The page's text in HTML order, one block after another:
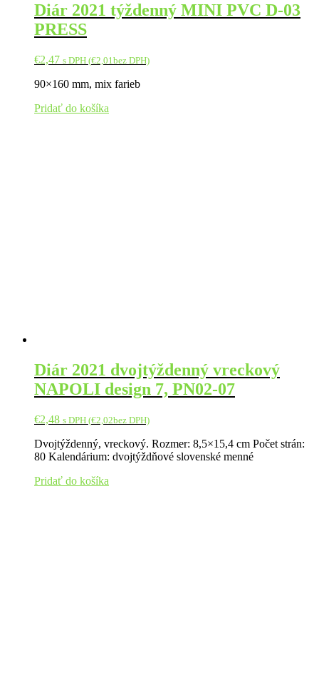
Diár 2021 týždenný MINI PVC D-03
PRESS
€2,47 s DPH (€2,01bez DPH)
90×160 mm, mix farieb
Pridať do košíka
Diár 2021 dvojtýždenný vreckový
NAPOLI design 7, PN02-07
€2,48 s DPH (€2,02bez DPH)
Dvojtýždenný, vreckový. Rozmer: 8,5×15,4 cm Počet strán:
80 Kalendárium: dvojtýždňové slovenské menné
Pridať do košíka